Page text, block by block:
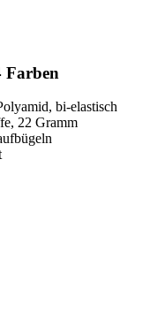
Farben
bi-elastisch
22 Gramm